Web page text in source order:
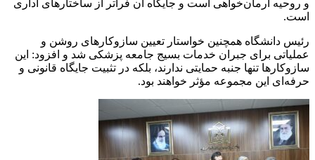
و روحیه آرمان‌خواهی است و جایگاه آن فراتر از ساختارهای اداری
است.
رئیس دانشگاه همچنین خواستار تعیین سازوکارهای روشن و
عملیاتی برای جبران خدمات بسیج جامعه پزشکی شد و افزود: این
سازوکارها تنها جنبه حمایتی ندارند، بلکه در تثبیت جایگاه قانونی و
حرفه‌ای این مجموعه مؤثر خواهند بود.